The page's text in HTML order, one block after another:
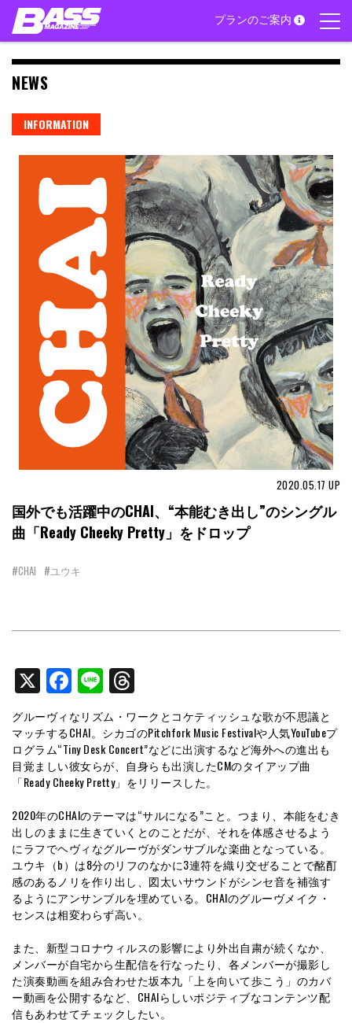
Skip
content
プランのご案内
NEWS
INFORMATION
2020.05.17 UP
国外でも活躍中のCHAI、“本能むき出し”のシングル
曲「Ready Cheeky Pretty」をドロップ
#CHAI #ユウキ
X Facebook
Line
グルーヴィなリズム・ワークとコケティッシュな歌が不思議と
マッチするCHAI。シカゴのPitchfork Music Festivalや人気YouTubeプ
ログラム“Tiny Desk Concert”などに出演するなど海外への進出も
目覚ましい彼女らが、自身らも出演したCMのタイアップ曲
「Ready Cheeky Pretty」をリリースした。
2020年のCHAIのテーマは“サルになる”こと。つまり、本能をむき
出しのままに生きていくとのことだが、それを体感させるよう
にラフでヘヴィなグルーヴがダンサブルな楽曲となっている。
ユウキ（b）は8分のリフのなかに3連符を織り交ぜることで酩酊
感のあるノリを作り出し、図太いサウンドがシンセ音を補強す
るようにアンサンブルを埋めている。CHAIのグルーヴメイク・
センスは相変わらず高い。
また、新型コロナウィルスの影響により外出自粛が続くなか、
メンバーが自宅から生配信を行なったり、各メンバーが撮影し
た演奏動画を組み合わせた坂本九「上を向いて歩こう」のカバ
ー動画を公開するなど、CHAIらしいポジティブなコンテンツ配
信もあわせてチェックしたい。